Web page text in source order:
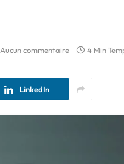
Aucun commentaire 4 Min
LinkedIn